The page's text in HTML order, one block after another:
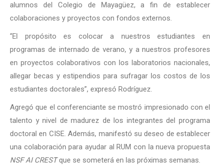
alumnos del Colegio de Mayagüez, a fin de establecer
colaboraciones y proyectos con fondos externos.
“El propósito es colocar a nuestros estudiantes en
programas de internado de verano, y a nuestros profesores
en proyectos colaborativos con los laboratorios nacionales,
allegar becas y estipendios para sufragar los costos de los
estudiantes doctorales”, expresó Rodríguez.
Agregó que el conferenciante se mostró impresionado con el
talento y nivel de madurez de los integrantes del programa
doctoral en CISE. Además, manifestó su deseo de establecer
una colaboración para ayudar al RUM con la nueva propuesta
NSF AI CRESTque se someterá en las próximas semanas.